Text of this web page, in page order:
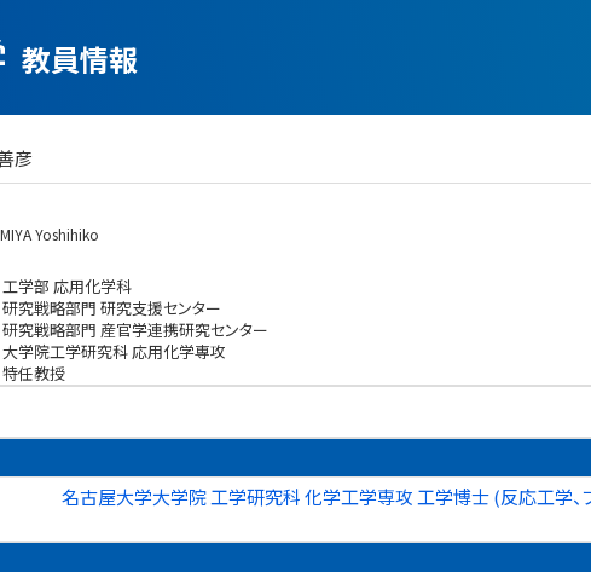
教員情報
彦
Yoshihiko
工学部 応用化学科
研究戦略部門 研究支援センター
研究戦略部門 産官学連携研究センター
大学院工学研究科 応用化学専攻
特任教授
名古屋大学大学院 工学研究科 化学工学専攻 工学博士 (反応工学、